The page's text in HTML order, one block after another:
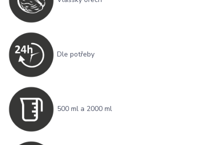
Dle potřeby
500 ml a 2000 ml